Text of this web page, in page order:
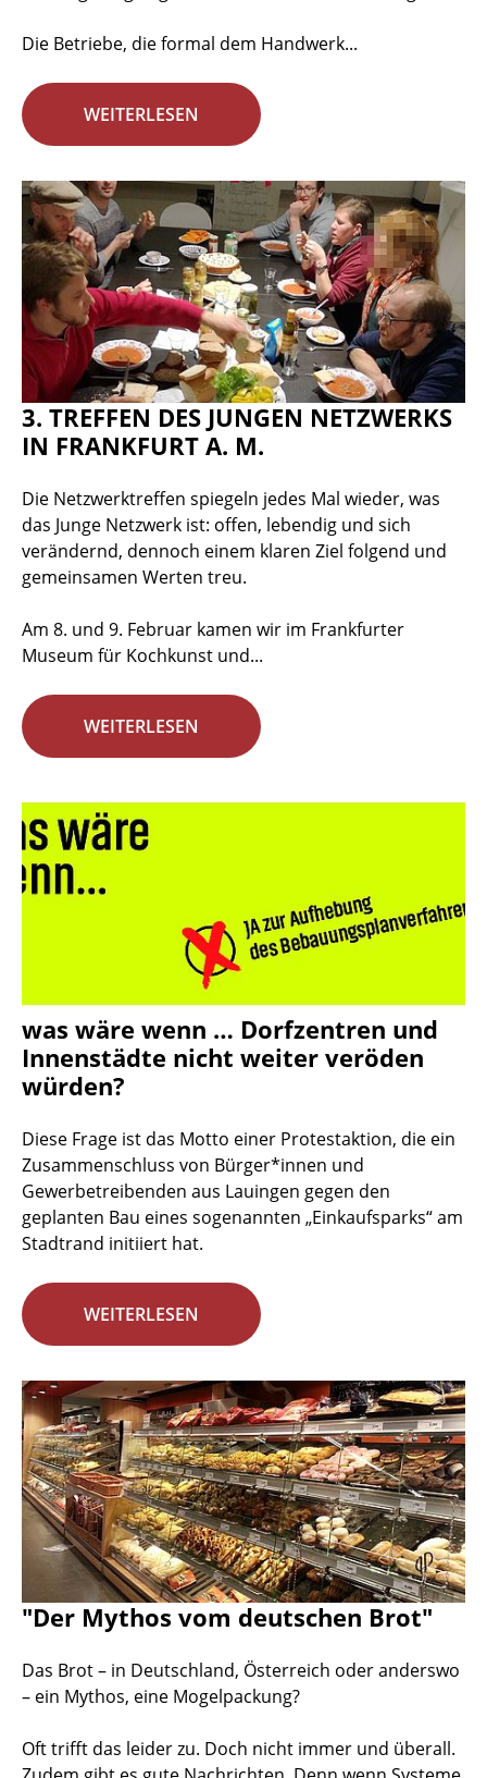
Die Betriebe, die formal dem Handwerk...
WEITERLESEN
3. TREFFEN DES JUNGEN NETZWERKS
IN FRANKFURT A. M.
Die Netzwerktreffen spiegeln jedes Mal wieder, was
das Junge Netzwerk ist: offen, lebendig und sich
verändernd, dennoch einem klaren Ziel folgend und
gemeinsamen Werten treu.
Am 8. und 9. Februar kamen wir im Frankfurter
Museum für Kochkunst und...
WEITERLESEN
was wäre wenn … Dorfzentren und
Innenstädte nicht weiter veröden
würden?
Diese Frage ist das Motto einer Protestaktion, die ein
Zusammenschluss von Bürger*innen und
Gewerbetreibenden aus Lauingen gegen den
geplanten Bau eines sogenannten „Einkaufsparks“ am
Stadtrand initiiert hat.
WEITERLESEN
"Der Mythos vom deutschen Brot"
Das Brot – in Deutschland, Österreich oder anderswo
– ein Mythos, eine Mogelpackung?
Oft trifft das leider zu. Doch nicht immer und überall.